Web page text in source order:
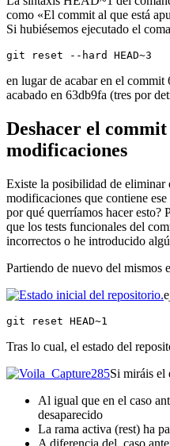
como «El commit al que está
Si hubiésemos ejecutado el
git reset --hard HEAD~3
en lugar de acabar en el
acabado en 63db9fa (tres por
Deshacer el
modificaciones
Existe la posibilidad de eliminar
modificaciones que contiene
por qué querríamos hacer
que los tests funcionales del
incorrectos o he introducido
Partiendo de nuevo del mismos
git reset HEAD~1
Tras lo cual, el estado del
Si miráis el
Al igual que en el caso
desaparecido
La rama activa (rest) ha
A diferencia del caso